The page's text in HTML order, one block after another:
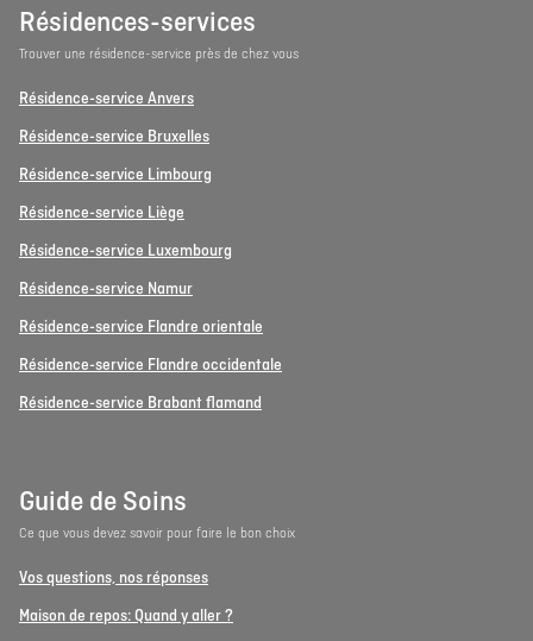
Résidences-services
Trouver une résidence-service près de chez vous
Résidence-service Anvers
Résidence-service Bruxelles
Résidence-service Limbourg
Résidence-service Liège
Résidence-service Luxembourg
Résidence-service Namur
Résidence-service Flandre orientale
Résidence-service Flandre occidentale
Résidence-service Brabant flamand
Guide de Soins
Ce que vous devez savoir pour faire le bon choix
Vos questions, nos réponses
Maison de repos: Quand y aller ?